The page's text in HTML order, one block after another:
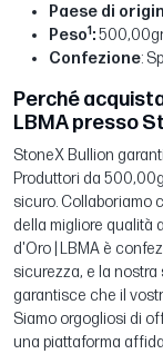
Paese di
Peso1:
Confezione:
Perché
LBMA presso
StoneX Bullion
Produttori da
sicuro. Collaboriamo
della migliore qualità
d'Oro | LBMA è
sicurezza, e la
garantisce che il
Siamo orgogliosi di
una piattaforma